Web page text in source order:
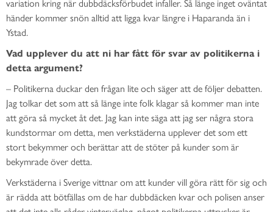
händer kommer snön alltid att ligga kvar längre i Haparanda än i
Ystad.
Vad upplever du att ni har fått för svar av politikerna i
detta argument?
– Politikerna duckar den frågan lite och säger att de följer debatten.
Jag tolkar det som att så länge inte folk klagar så kommer man inte
att göra så mycket åt det. Jag kan inte säga att jag ser några stora
kundstormar om detta, men verkstäderna upplever det som ett
stort bekymmer och berättar att de stöter på kunder som är
bekymrade över detta.
Verkstäderna i Sverige vittnar om att kunder vill göra rätt för sig och
är rädda att bötfällas om de har dubbdäcken kvar och polisen anser